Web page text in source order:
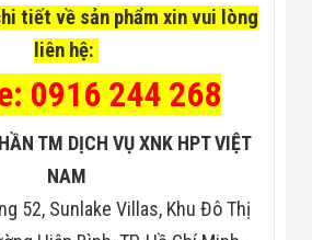
tiết về sản phẩm xin vui lòng
liên hệ:
0916 244 268
TM DỊCH VỤ XNK HPT VIỆT
NAM
52, Sunlake Villas, Khu Đô Thị